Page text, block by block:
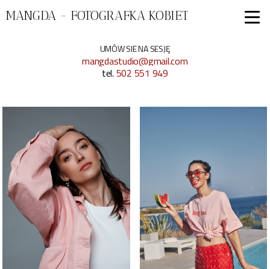
MANGDA - FOTOGRAFKA KOBIET
UMÓW SIE NA SESJĘ
mangdastudio@gmail.com
tel. 502 551 949